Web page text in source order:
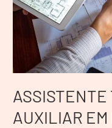
ASSISTENTE
AUXILIAR EM
NO
BARRO
PRETO